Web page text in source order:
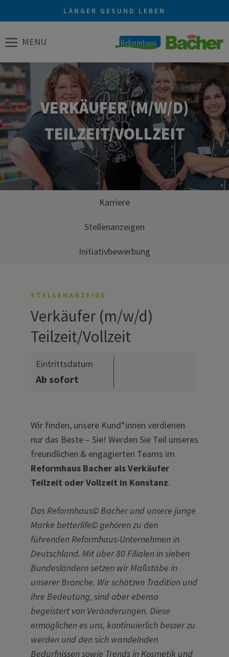
Inhalt
springen
LÄNGER GESUND LEBEN
MENU
VERKÄUFER (M/W/D)
TEILZEIT/VOLLZEIT
Karriere
Stellenanzeigen
Initiativbewerbung
STELLENANZEIGE
Verkäufer (m/w/d)
Teilzeit/Vollzeit
Eintrittsdatum
Ab sofort
Wir finden, unsere Kund*innen verdienen
nur das Beste – Sie! Werden Sie Teil unseres
freundlichen & engagierten Teams im
Reformhaus Bacher als Verkäufer
Teilzeit oder Vollzeit in Konstanz.
Das Reformhaus© Bacher und unsere junge
Marke betterlife© gehören zu den
führenden Reformhaus-Unternehmen in
Deutschland. Mit über 80 Filialen in sieben
Bundesländern setzen wir Maßstäbe in
unserer Branche. Wir schätzen Tradition und
ihre Bedeutung, sind aber ebenso
begeistert von Veränderungen. Diese
ermöglichen es uns, kontinuierlich besser zu
werden und den sich wandelnden
Bedürfnissen sowie Trends in Kosmetik und